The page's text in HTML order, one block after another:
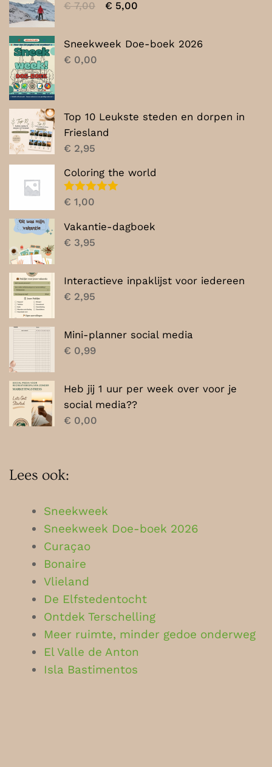
€7,00
Oorspronkelijke
was:
€ 5,00
Sneekweek Doe-boek 2026
€ 0,00
Top 10 Leukste steden en dorpen in
Friesland
€ 2,95
Coloring the world
Gewaardeerd
5.00
€ 1,00
Vakantie-dagboek
€ 3,95
Interactieve inpaklijst voor iedereen
€ 2,95
Mini-planner social media
€ 0,99
Heb jij 1 uur per week over voor je
social media??
€ 0,00
Lees ook:
Sneekweek
Sneekweek Doe-boek 2026
Curaçao
Bonaire
Vlieland
De Elfstedentocht
Ontdek Terschelling
Meer ruimte, minder gedoe onderweg
El Valle de Anton
Isla Bastimentos